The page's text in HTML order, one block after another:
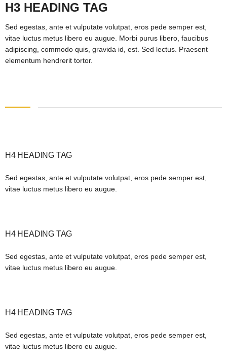
H3 HEADING TAG
Sed egestas, ante et vulputate volutpat, eros pede semper est,
vitae luctus metus libero eu augue. Morbi purus libero, faucibus
adipiscing, commodo quis, gravida id, est. Sed lectus. Praesent
elementum hendrerit tortor.
H4 HEADING TAG
Sed egestas, ante et vulputate volutpat, eros pede semper est,
vitae luctus metus libero eu augue.
H4 HEADING TAG
Sed egestas, ante et vulputate volutpat, eros pede semper est,
vitae luctus metus libero eu augue.
H4 HEADING TAG
Sed egestas, ante et vulputate volutpat, eros pede semper est,
vitae luctus metus libero eu augue.